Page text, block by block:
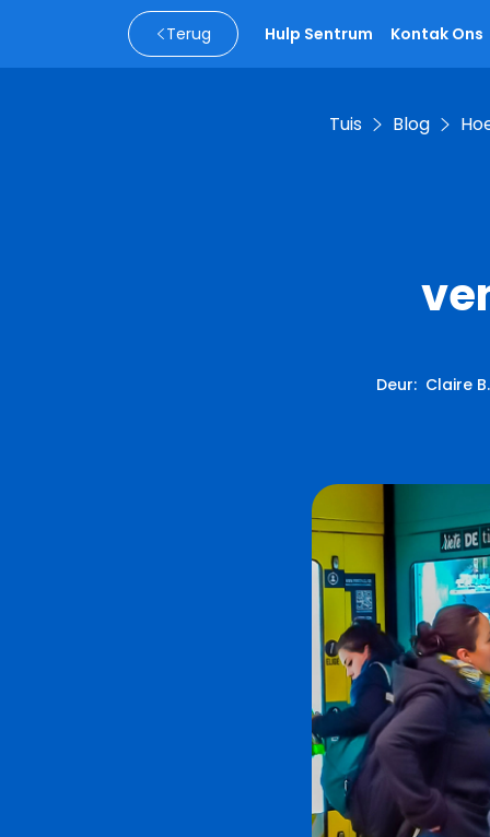
Terug Hulp Sentrum Kontak Ons
Tuis Blog
Deur: Claire B.